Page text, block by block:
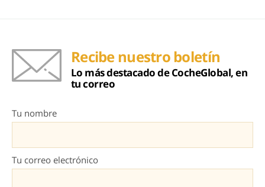
Recibe nuestro boletín
Lo más destacado de CocheGlobal, en
tu correo
Tu nombre
Tu correo electrónico